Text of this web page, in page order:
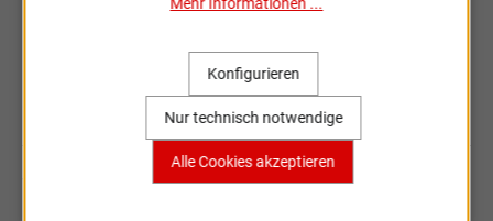
Sportartikel Online
Willkommen bei Sportartikel Online.
Nur technisch notwendige
Konfigurieren
Alle Cookies akzeptieren